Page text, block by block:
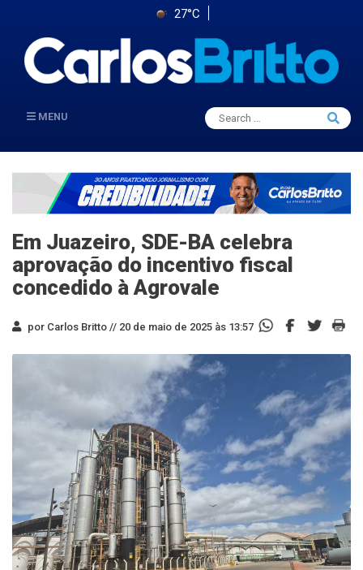
27°C
MENU
Search
for:
Search
Em Juazeiro, SDE-BA celebra
aprovação do incentivo fiscal
concedido à Agrovale
por Carlos Britto // 20 de maio de 2025 às 13:57